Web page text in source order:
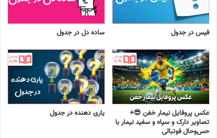
فیس در جدول ساده دل در جدول
عکس پروفایل نیمار خفن 😎+
تصاویر دارک و سیاه و سفید نیمار با
حس‌وحال فوتبالی
یاری دهنده در جدول